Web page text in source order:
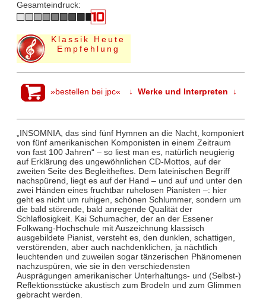
Gesamteindruck:
Klassik Heute
Empfehlung
»bestellen bei jpc« ↓ Werke und Interpreten ↓
„INSOMNIA, das sind fünf Hymnen an die Nacht, komponiert
von fünf amerikanischen Komponisten in einem Zeitraum
von fast 100 Jahren“ – so liest man es, natürlich neugierig
auf Erklärung des ungewöhnlichen CD-Mottos, auf der
zweiten Seite des Begleitheftes. Dem lateinischen Begriff
nachspürend, liegt es auf der Hand – und auf und unter den
zwei Händen eines fruchtbar ruhelosen Pianisten –: hier
geht es nicht um ruhigen, schönen Schlummer, sondern um
die bald störende, bald anregende Qualität der
Schlaflosigkeit. Kai Schumacher, der an der Essener
Folkwang-Hochschule mit Auszeichnung klassisch
ausgebildete Pianist, versteht es, den dunklen, schattigen,
verstörenden, aber auch nachdenklichen, ja nächtlich
leuchtenden und zuweilen sogar tänzerischen Phänomenen
nachzuspüren, wie sie in den verschiedensten
Ausprägungen amerikanischer Unterhaltungs- und (Selbst-)
Reflektionsstücke akustisch zum Brodeln und zum Glimmen
gebracht werden.